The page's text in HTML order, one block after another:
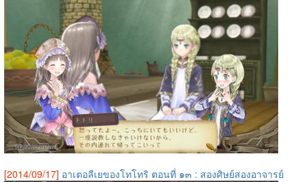
[2014/09/17] อาเตอลีเยของโทโทริ ตอนที่ ๑๓ : สองศิษย์สองอาจารย์